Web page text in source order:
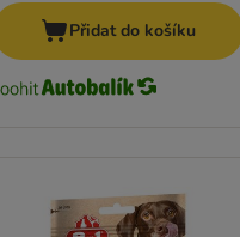
Přidat do košíku